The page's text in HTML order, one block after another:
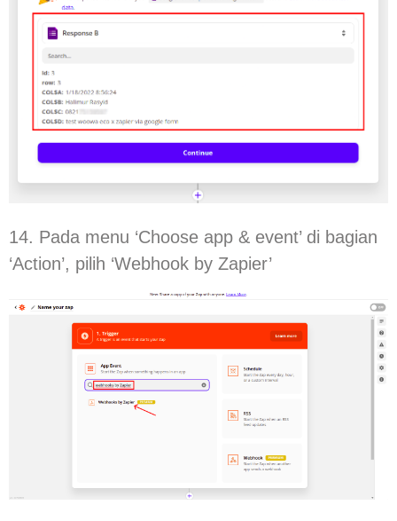
14. Pada menu ‘Choose app & event’ di bagian
‘Action’, pilih ‘Webhook by Zapier’